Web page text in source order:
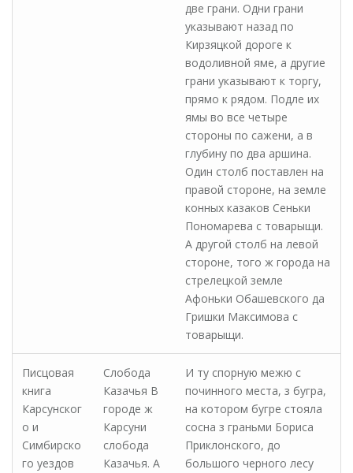
две грани. Одни грани
указывают назад по
Кирзяцкой дороге к
водоливной яме, а другие
грани указывают к торгу,
прямо к рядом. Подле их
ямы во все четыре
стороны по сажени, а в
глубину по два аршина.
Один столб поставлен на
правой стороне, на земле
конных казаков Сеньки
Пономарева с товарыщи.
А другой столб на левой
стороне, того ж города на
стрелецкой земле
Афоньки Обашевского да
Гришки Максимова с
товарыщи.
Писцовая
книга
Карсунског
о и
Симбирско
го уездов
Слобода
Казачья В
городе ж
Карсуни
слобода
Казачья. А
И ту спорную межю с
починного места, з бугра,
на котором бугре стояла
сосна з граньми Бориса
Приклонского, до
большого черного лесу